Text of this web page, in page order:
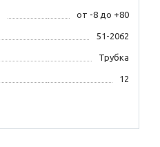
от -8 до +80
51-2062
Трубка
12